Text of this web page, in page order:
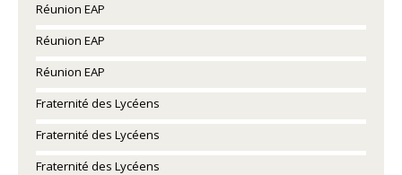
Réunion EAP
Réunion EAP
Réunion EAP
Fraternité des Lycéens
Fraternité des Lycéens
Fraternité des Lycéens